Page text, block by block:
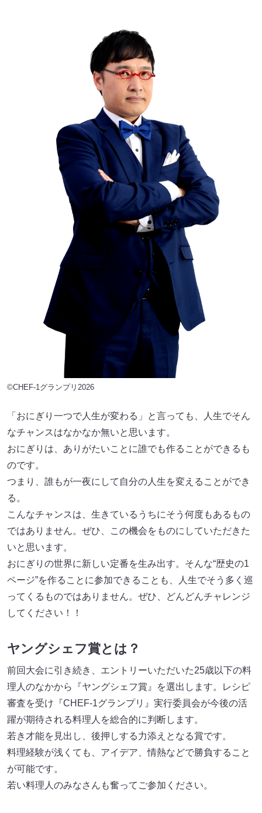
©CHEF-1グランプリ2026
「おにぎり一つで人生が変わる」と言っても、人生でそん
なチャンスはなかなか無いと思います。
おにぎりは、ありがたいことに誰でも作ることができるも
のです。
つまり、誰もが一夜にして自分の人生を変えることができ
る。
こんなチャンスは、生きているうちにそう何度もあるもの
ではありません。ぜひ、この機会をものにしていただきた
いと思います。
おにぎりの世界に新しい定番を生み出す。そんな“歴史の1
ページ”を作ることに参加できることも、人生でそう多く巡
ってくるものではありません。ぜひ、どんどんチャレンジ
してください！！
ヤングシェフ賞とは？
前回大会に引き続き、エントリーいただいた25歳以下の料
理人のなかから『ヤングシェフ賞』を選出します。レシピ
審査を受け『CHEF-1グランプリ』実行委員会が今後の活
躍が期待される料理人を総合的に判断します。
若き才能を見出し、後押しする力添えとなる賞です。
料理経験が浅くても、アイデア、情熱などで勝負すること
が可能です。
若い料理人のみなさんも奮ってご参加ください。